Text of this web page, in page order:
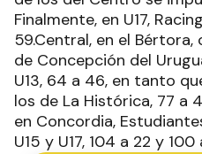
Finalmente, en U17,
59.Central, en el
de Concepción del
U13, 64 a 46, en tanto
los de La Histórica, 77 a
en Concordia,
U15 y U17, 104 a 22 y 100